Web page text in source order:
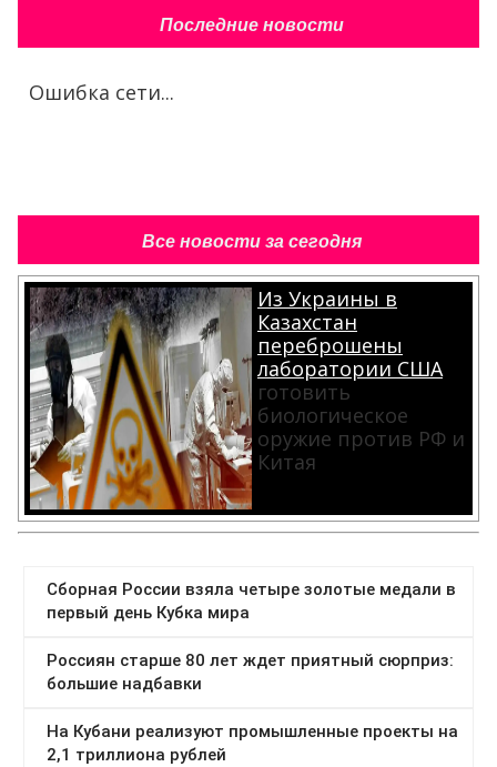
Последние новости
Ошибка сети...
Все новости за сегодня
Из Украины в
Казахстан
переброшены
лаборатории США
готовить
биологическое
оружие против РФ и
Китая